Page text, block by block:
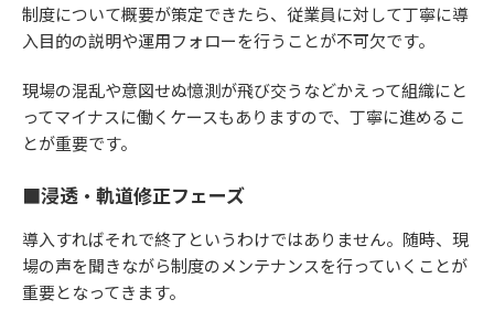
制度について概要が策定できたら、従業員に対して丁寧に導
入目的の説明や運用フォローを行うことが不可欠です。
現場の混乱や意図せぬ憶測が飛び交うなどかえって組織にと
ってマイナスに働くケースもありますので、丁寧に進めるこ
とが重要です。
■浸透・軌道修正フェーズ
導入すればそれで終了というわけではありません。随時、現
場の声を聞きながら制度のメンテナンスを行っていくことが
重要となってきます。